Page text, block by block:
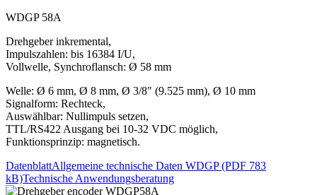
WDGP 58A
Drehgeber inkremental,
Impulszahlen: bis 16384 I/U,
Vollwelle, Synchroflansch: Ø 58 mm
Welle: Ø 6 mm, Ø 8 mm, Ø 3/8" (9.525 mm), Ø 10 mm
Signalform: Rechteck,
Auswählbar: Nullimpuls setzen,
TTL/RS422 Ausgang bei 10-32 VDC möglich,
Funktionsprinzip: magnetisch.
DatenblattAllgemeine technische Daten WDGP (PDF 783
kB)Technische Anwendungsberatung